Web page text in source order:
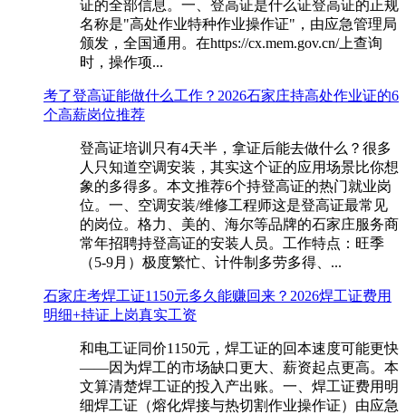
证的全部信息。一、登高证是什么证登高证的正规
名称是"高处作业特种作业操作证"，由应急管理局
颁发，全国通用。在https://cx.mem.gov.cn/上查询
时，操作项...
考了登高证能做什么工作？2026石家庄持高处作业证的6
个高薪岗位推荐
登高证培训只有4天半，拿证后能去做什么？很多
人只知道空调安装，其实这个证的应用场景比你想
象的多得多。本文推荐6个持登高证的热门就业岗
位。一、空调安装/维修工程师这是登高证最常见
的岗位。格力、美的、海尔等品牌的石家庄服务商
常年招聘持登高证的安装人员。工作特点：旺季
（5-9月）极度繁忙、计件制多劳多得、...
石家庄考焊工证1150元多久能赚回来？2026焊工证费用
明细+持证上岗真实工资
和电工证同价1150元，焊工证的回本速度可能更快
——因为焊工的市场缺口更大、薪资起点更高。本
文算清楚焊工证的投入产出账。一、焊工证费用明
细焊工证（熔化焊接与热切割作业操作证）由应急